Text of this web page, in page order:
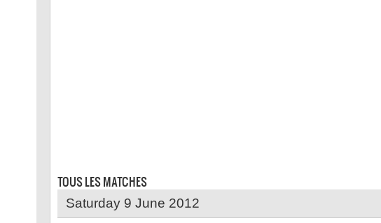
TOUS LESMATCHES
Saturday 9 June 2012